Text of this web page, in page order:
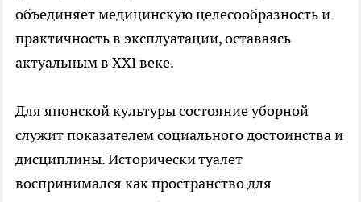
объединяет медицинскую целесообразность и
практичность в эксплуатации, оставаясь
актуальным в XXI веке.
Для японской культуры состояние уборной
служит показателем социального достоинства и
дисциплины. Исторически туалет
воспринимался как пространство для